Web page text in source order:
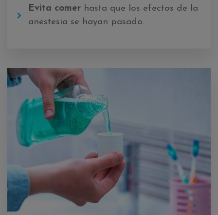
Evita comerhasta que los efectos de la
anestesia se hayan pasado.